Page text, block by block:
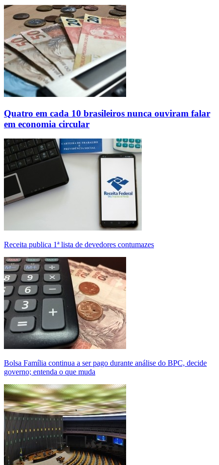
Quatro em cada 10 brasileiros nunca ouviram falar
em economia circular
Receita publica 1ª lista de devedores contumazes
Bolsa Família continua a ser pago durante análise do BPC, decide
governo; entenda o que muda